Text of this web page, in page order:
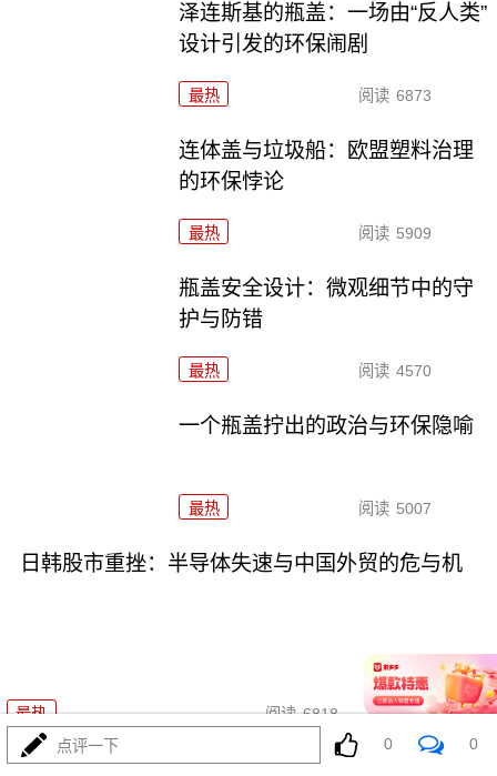
泽连斯基的瓶盖：一场由“反人类”
设计引发的环保闹剧
最热 阅读 6873
连体盖与垃圾船：欧盟塑料治理
的环保悖论
最热 阅读 5909
瓶盖安全设计：微观细节中的守
护与防错
最热 阅读 4570
一个瓶盖拧出的政治与环保隐喻
最热 阅读 5007
日韩股市重挫：半导体失速与中国外贸的危与机
最热 阅读 6818 07-16
日韩股市重挫：全球资本市场的多米诺骨牌效应
点评一下 0 0